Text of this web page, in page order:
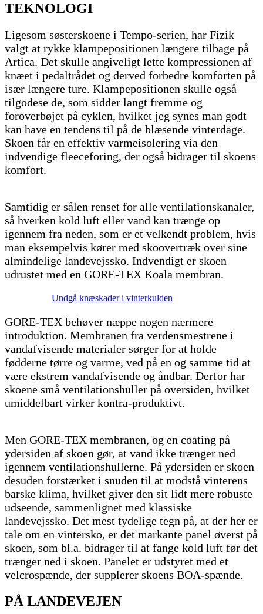
TEKNOLOGI
Ligesom søsterskoene i Tempo-serien, har Fizik
valgt at rykke klampepositionen længere tilbage på
Artica. Det skulle angiveligt lette kompressionen af
knæet i pedaltrådet og derved forbedre komforten på
især længere ture. Klampepositionen skulle også
tilgodese de, som sidder langt fremme og
foroverbøjet på cyklen, hvilket jeg synes man godt
kan have en tendens til på de blæsende vinterdage.
Skoen får en effektiv varmeisolering via den
indvendige fleeceforing, der også bidrager til skoens
komfort.
Samtidig er sålen renset for alle ventilationskanaler,
så hverken kold luft eller vand kan trænge op
igennem fra neden, som er et velkendt problem, hvis
man eksempelvis kører med skoovertræk over sine
almindelige landevejssko. Indvendigt er skoen
udrustet med en GORE-TEX Koala membran.
Undgå knæskader i vinterkulden
GORE-TEX behøver næppe nogen nærmere
introduktion. Membranen fra verdensmestrene i
vandafvisende materialer sørger for at holde
fødderne tørre og varme, ved på en og samme tid at
være ekstrem vandafvisende og åndbar. Derfor har
skoene små ventilationshuller på oversiden, hvilket
umiddelbart virker kontra-produktivt.
Men GORE-TEX membranen, og en coating på
ydersiden af skoen gør, at vand ikke trænger ned
igennem ventilationshullerne. På ydersiden er skoen
desuden forstærket i snuden til at modstå vinterens
barske klima, hvilket giver den sit lidt mere robuste
udseende, sammenlignet med klassiske
landevejssko. Det mest tydelige tegn på, at der her er
tale om en vintersko, er det markante panel øverst på
skoen, som bl.a. bidrager til at fange kold luft før det
trænger ned i skoen. Panelet er udstyret med et
velcrospænde, der supplerer skoens BOA-spænde.
PÅ LANDEVEJEN